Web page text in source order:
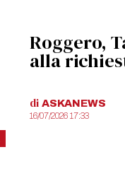
Roggero,
alla
di ASKANEWS
16/07/2026 17:33